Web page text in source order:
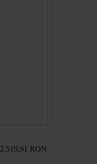
2.519,91 RON